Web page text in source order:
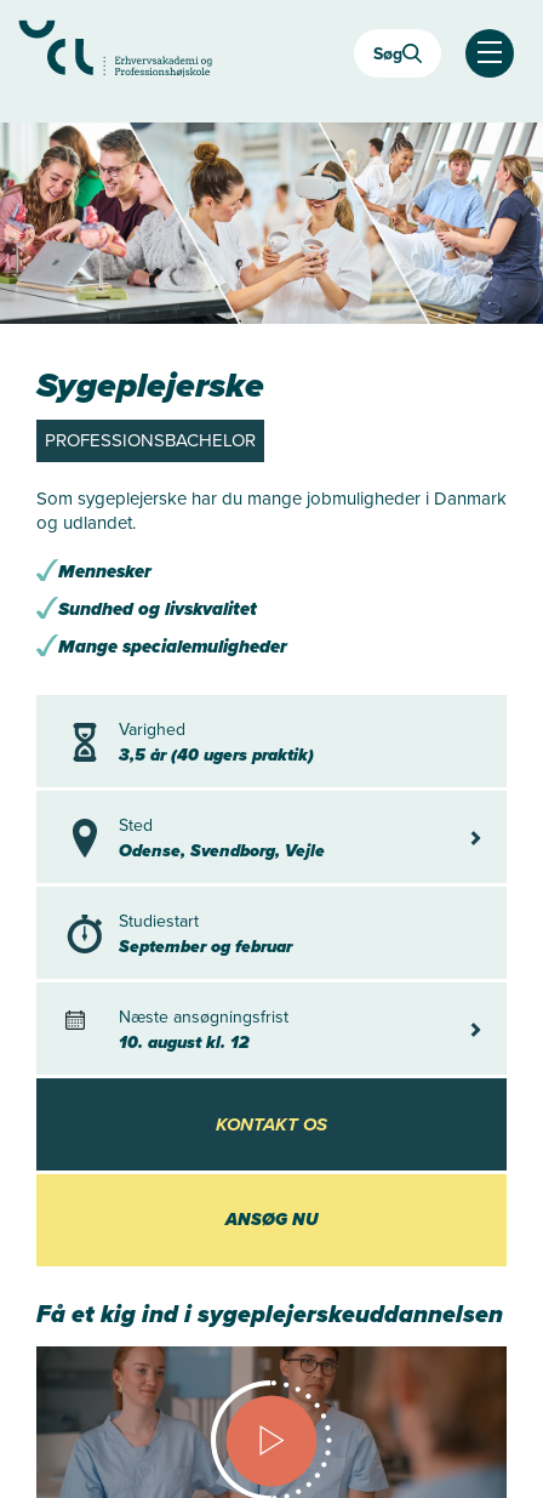
hovedindhold
Søg
Åben
Sygeplejerske
PROFESSIONSBACHELOR
Som sygeplejerske har du mange jobmuligheder i Danmark
og udlandet.
Mennesker
Sundhed og livskvalitet
Mange specialemuligheder
Varighed
3,5 år (40 ugers praktik)
Sted
Odense, Svendborg, Vejle
Odense,
Studiestart
September og februar
Næste ansøgningsfrist
10. august kl. 12
10.
KONTAKT OSKONTAKT OS
ANSØG NU
Få et kig ind i sygeplejerskeuddannelsen